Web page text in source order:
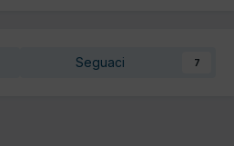
Seguaci 7